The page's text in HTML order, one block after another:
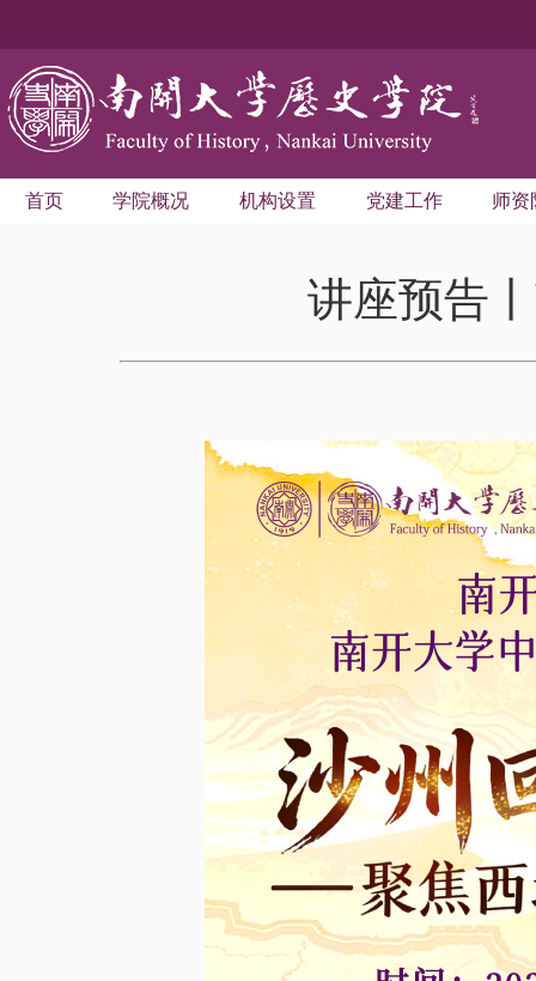
首页 学院概况 机构设置 党建工作 师资
讲座预告